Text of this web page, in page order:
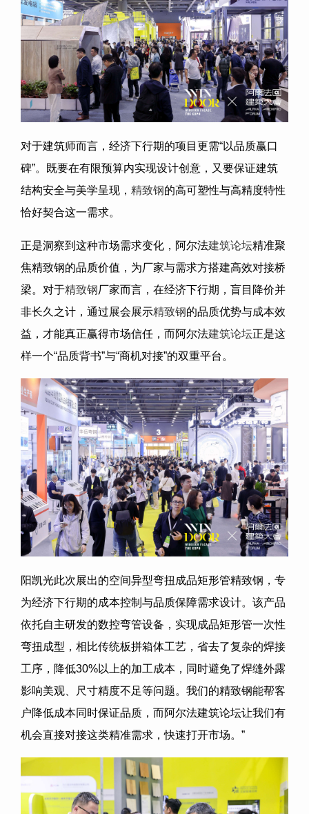
对于建筑师而言，经济下行期的项目更需“以品质赢口
碑”。既要在有限预算内实现设计创意，又要保证建筑
结构安全与美学呈现， 精致钢的高可塑性与高精度特性
恰好契合这一需求。
正是洞察到这种市场需求变化，阿尔法建筑论坛精准聚
焦精致钢的品质价值，为厂家与需求方搭建高效对接桥
梁。对于精致钢厂家而言，在经济下行期，盲目降价并
非长久之计，通过展会展示精致钢的品质优势与成本效
益，才能真正赢得市场信任，而阿尔法建筑论坛正是这
样一个“品质背书”与“商机对接”的双重平台。
阳凯光此次展出的空间异型弯扭成品矩形管精致钢，专
为经济下行期的成本控制与品质保障需求设计。该产品
依托自主研发的数控弯管设备，实现成品矩形管一次性
弯扭成型，相比传统板拼箱体工艺，省去了复杂的焊接
工序，降低30%以上的加工成本，同时避免了焊缝外露
影响美观、尺寸精度不足等问题。我们的精致钢能帮客
户降低成本同时保证品质，而阿尔法建筑论坛让我们有
机会直接对接这类精准需求，快速打开市场。”